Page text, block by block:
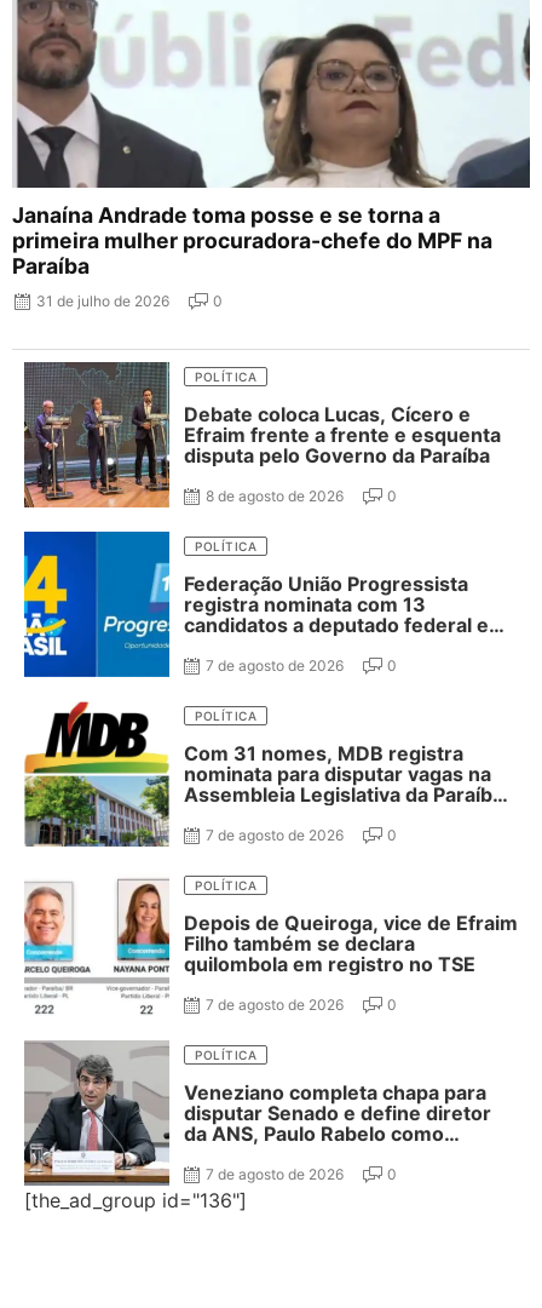
Janaína Andrade toma posse e se torna a
primeira mulher procuradora-chefe do MPF na
Paraíba
31 de julho de 2026 0
POLÍTICA
Debate coloca Lucas, Cícero e
Efraim frente a frente e esquenta
disputa pelo Governo da Paraíba
8 de agosto de 2026 0
POLÍTICA
Federação União Progressista
registra nominata com 13
candidatos a deputado federal e
7 de agosto de 2026 0
POLÍTICA
Com 31 nomes, MDB registra
nominata para disputar vagas na
Assembleia Legislativa da Paraíba;
7 de agosto de 2026 0
POLÍTICA
Depois de Queiroga, vice de Efraim
Filho também se declara
quilombola em registro no TSE
7 de agosto de 2026 0
POLÍTICA
Veneziano completa chapa para
disputar Senado e define diretor
da ANS, Paulo Rabelo como
7 de agosto de 2026 0
[the_ad_group id="136"]